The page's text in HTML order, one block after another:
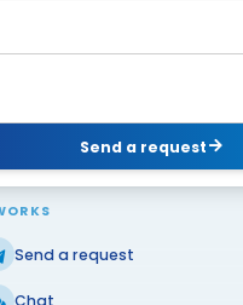
Send a request
Send a request
Chat